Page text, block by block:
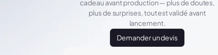
cadeau avant production — plus de doutes,
plus de surprises, tout est validé avant
lancement.
Demander un devis